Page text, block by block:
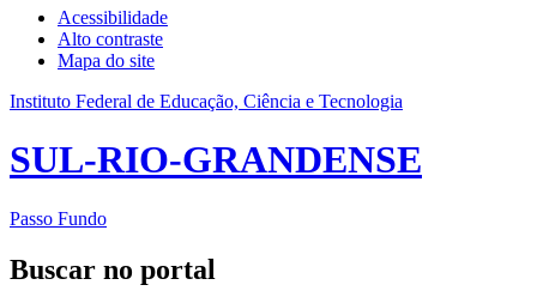
Acessibilidade
Alto contraste
Mapa do site
Instituto Federal de Educação, Ciência e Tecnologia
SUL-RIO-GRANDENSE
Passo Fundo
Buscar no portal